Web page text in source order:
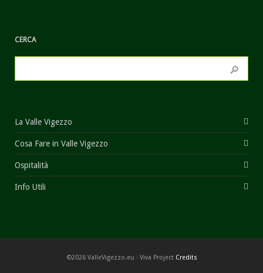
CERCA
La Valle Vigezzo
Cosa Fare in Valle Vigezzo
Ospitalità
Info Utili
©2026 ValleVigezzo.eu · Viva Project Credits